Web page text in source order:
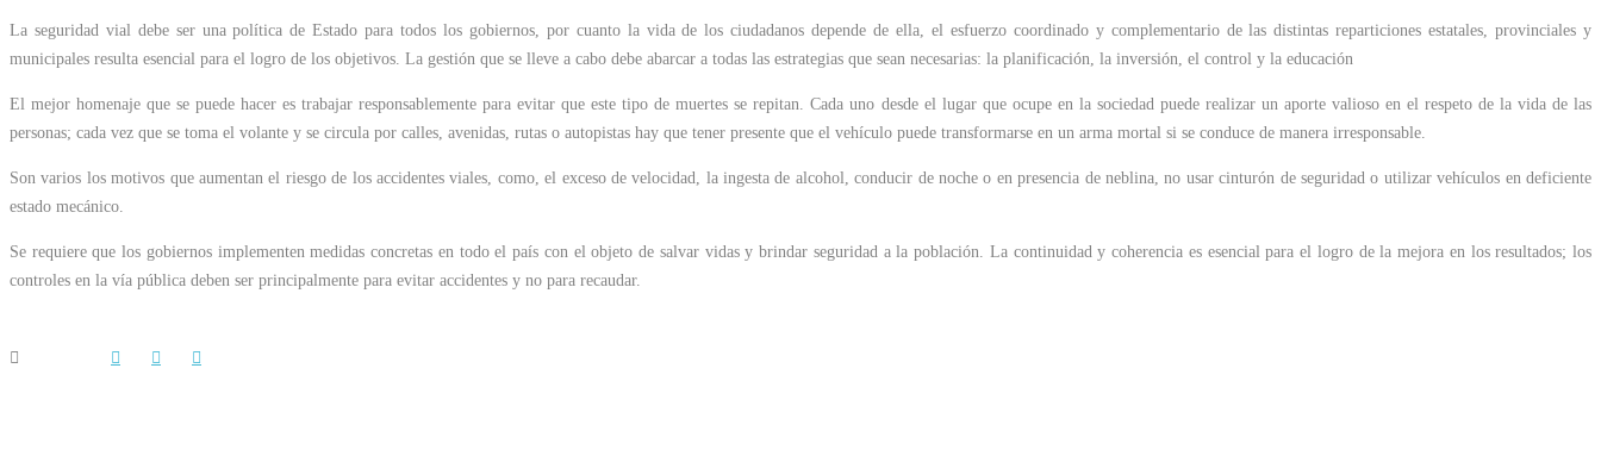
La seguridad vial debe ser una política de Estado para todos los gobiernos, por cuanto la vida de los ciudadanos depende de ella, el esfuerzo coordinado y complementario de las distintas reparticiones estatales, provinciales y
municipales resulta esencial para el logro de los objetivos. La gestión que se lleve a cabo debe abarcar a todas las estrategias que sean necesarias: la planificación, la inversión, el control y la educación
El mejor homenaje que se puede hacer es trabajar responsablemente para evitar que este tipo de muertes se repitan. Cada uno desde el lugar que ocupe en la sociedad puede realizar un aporte valioso en el respeto de la vida de las
personas; cada vez que se toma el volante y se circula por calles, avenidas, rutas o autopistas hay que tener presente que el vehículo puede transformarse en un arma mortal si se conduce de manera irresponsable.
Son varios los motivos que aumentan el riesgo de los accidentes viales, como, el exceso de velocidad, la ingesta de alcohol, conducir de noche o en presencia de neblina, no usar cinturón de seguridad o utilizar vehículos en deficiente
estado mecánico.
Se requiere que los gobiernos implementen medidas concretas en todo el país con el objeto de salvar vidas y brindar seguridad a la población. La continuidad y coherencia es esencial para el logro de la mejora en los resultados; los
controles en la vía pública deben ser principalmente para evitar accidentes y no para recaudar.